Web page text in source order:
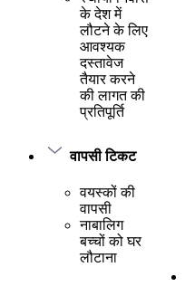
के देश में
लौटने के लिए
आवश्यक
दस्तावेज
तैयार करने
की लागत की
प्रतिपूर्ति
वापसी टिकट
वयस्कों की
वापसी
नाबालिग
बच्चों को घर
लौटाना